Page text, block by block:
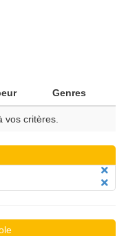
Genres
vos critères.